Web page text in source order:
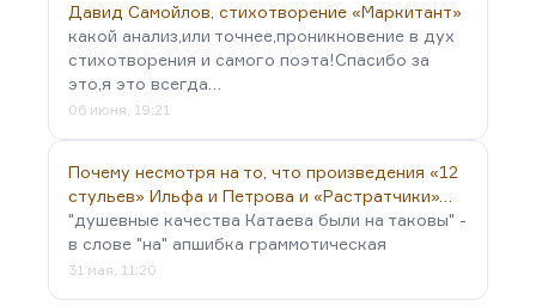
Давид Самойлов, стихотворение «Маркитант»
какой анализ,или точнее,проникновение в дух
стихотворения и самого поэта!Спасибо за
это,я это всегда…
06 июня, 19:21
Почему несмотря на то, что произведения «12
стульев» Ильфа и Петрова и «Растратчики»…
"душевные качества Катаева были на таковы" -
в слове "на" апшибка граммотическая
31 мая, 11:20